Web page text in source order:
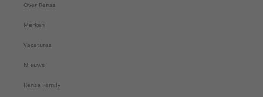
Over Rensa
Merken
Vacatures
Nieuws
Rensa Family